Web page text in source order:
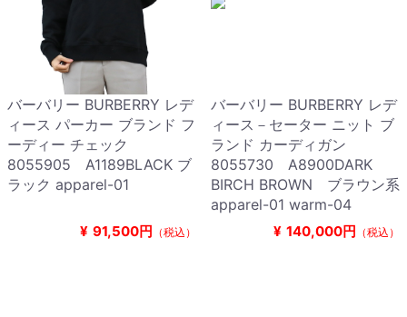
バーバリー BURBERRY レデ
ィース パーカー ブランド フ
ーディー チェック
8055905 A1189BLACK ブ
ラック apparel-01
¥ 91,500円 （税込）
バーバリー BURBERRY レデ
ィース－セーター ニット ブ
ランド カーディガン
8055730 A8900DARK
BIRCH BROWN ブラウン系
apparel-01 warm-04
¥ 140,000円 （税込）